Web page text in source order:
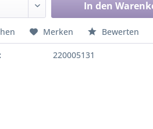
In den
Merken Bewerten
220005131